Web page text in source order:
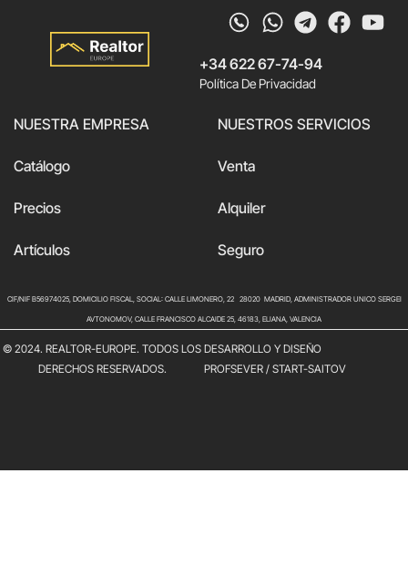
+34 622 67-74-94
Política De Privacidad
NUESTRA EMPRESA
Catálogo
Precios
Artículos
NUESTROS SERVICIOS
Venta
Alquiler
Seguro
CIF/NIF B56974025, DOMICILIO FISCAL, SOCIAL: CALLE LIMONERO, 22 28020 MADRID, ADMINISTRADOR UNICO SERGEI
AVTONOMOV, CALLE FRANCISCO ALCAIDE 25, 46183, ELIANA, VALENCIA
© 2024. REALTOR-EUROPE. TODOS LOS
DERECHOS RESERVADOS.
DESARROLLO Y DISEÑO
PROFSEVER / START-SAITOV